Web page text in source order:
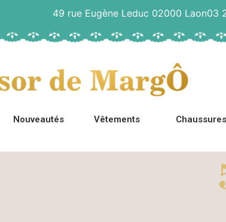
49 rue Eugène Leduc 02000 Laon03
Nouveautés Vêtements Chaussures